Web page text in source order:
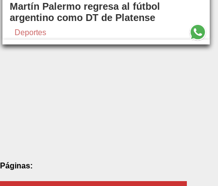
Martín Palermo regresa al fútbol
argentino como DT de Platense
Deportes
Páginas: